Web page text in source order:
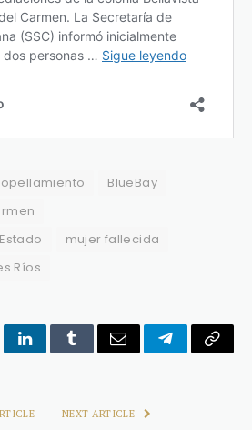
BlueBay
mujer fallecida
Ríos
LinkedInTumblrEmail TelegramCopy
NEXT ARTICLE